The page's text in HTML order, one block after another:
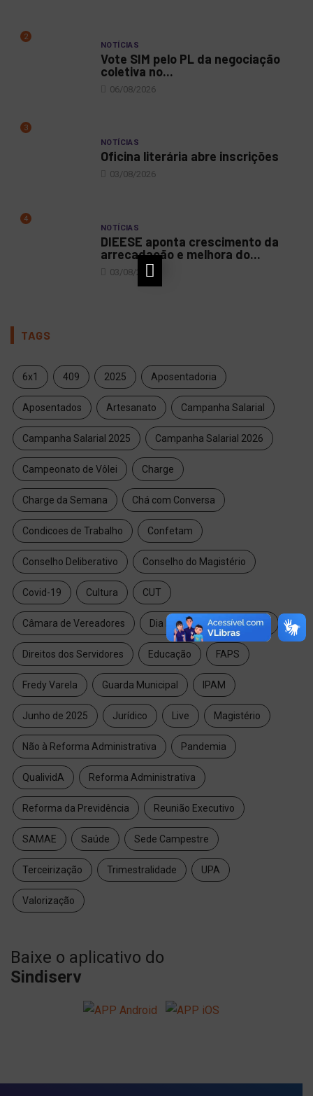
2
NOTÍCIAS
Vote SIM pelo PL da negociação
coletiva no...
06/08/2026
3
NOTÍCIAS
Oficina literária abre inscrições
03/08/2026
4
NOTÍCIAS
DIEESE aponta crescimento da
arrecadação e melhora do...
03/08/2026
TAGS
6x1 409 2025 Aposentadoria
Aposentados Artesanato Campanha Salarial
Campanha Salarial 2025 Campanha Salarial 2026
Campeonato de Vôlei Charge
Charge da Semana Chá com Conversa
Condicoes de Trabalho Confetam
Conselho Deliberativo Conselho do Magistério
Covid-19 Cultura CUT
Câmara de Vereadores Dia Internacional da Mulher
Direitos dos Servidores Educação FAPS
Fredy Varela Guarda Municipal IPAM
Junho de 2025 Jurídico Live Magistério
Não à Reforma Administrativa Pandemia
QualividA Reforma Administrativa
Reforma da Previdência Reunião Executivo
SAMAE Saúde Sede Campestre
Terceirização Trimestralidade UPA
Valorização
Baixe o aplicativo do
Sindiserv